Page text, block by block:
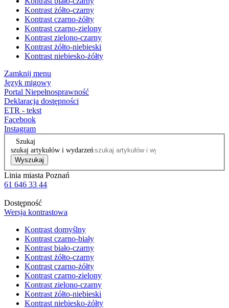
Kontrast żółto-czarny
Kontrast czarno-żółty
Kontrast czarno-zielony
Kontrast zielono-czarny
Kontrast żółto-niebieski
Kontrast niebiesko-żółty
Zamknij menu
Język migowy
Portal Niepełnosprawność
Deklaracja dostępności
ETR - tekst
Facebook
Instagram
Szukaj
szukaj artykułów i wydarzeń
Wyszukaj
Linia miasta Poznań
61 646 33 44
Dostępność
Wersja kontrastowa
Kontrast domyślny
Kontrast czarno-biały
Kontrast biało-czarny
Kontrast żółto-czarny
Kontrast czarno-żółty
Kontrast czarno-zielony
Kontrast zielono-czarny
Kontrast żółto-niebieski
Kontrast niebiesko-żółty